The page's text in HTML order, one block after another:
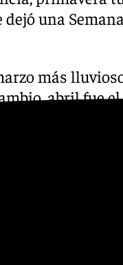
dejó una
más
abril fue
solo
seco, con
la mayor
en cuanto a